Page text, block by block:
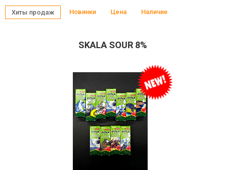
Хиты продаж Новинки Цена Наличие
SKALA SOUR 8%